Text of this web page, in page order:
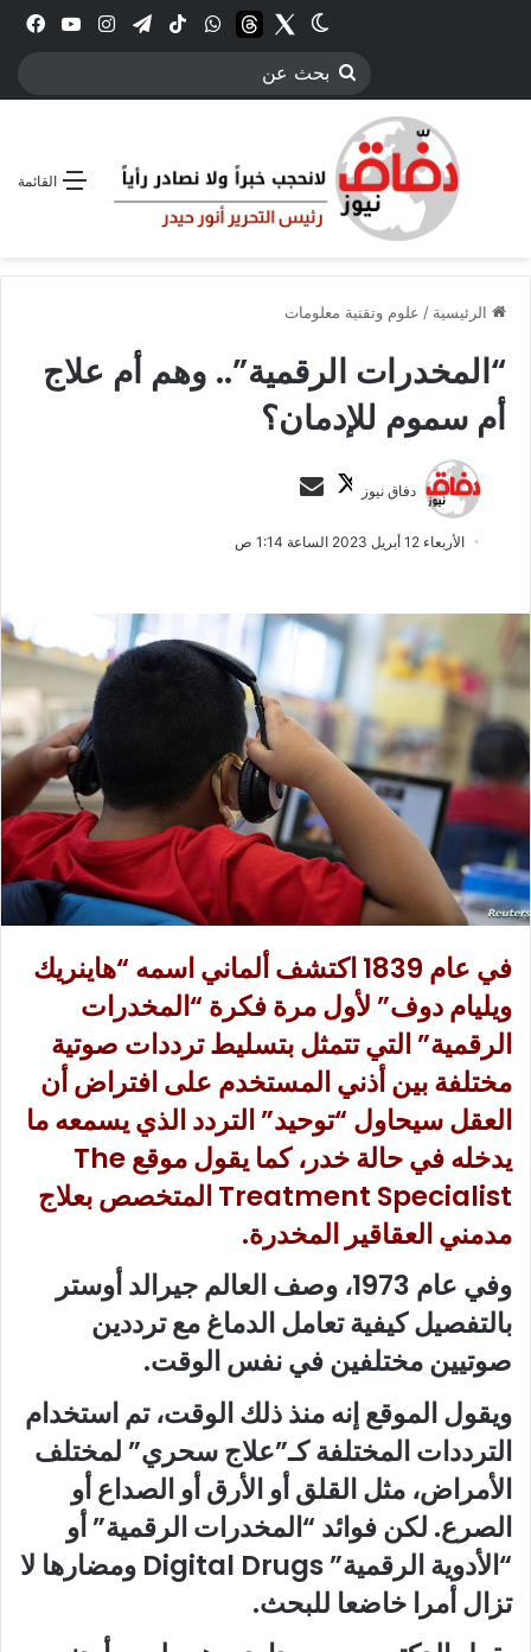
انستقرامتيلقرام‫TikTokواتسابthreadsTwitter
الوضع المظلم
بحث
القائمة
الرئيسية / علوم وتقنية معلومات
“المخدرات الرقمية”.. وهم أم علاج
أم سموم للإدمان؟
دفاق نيوز
ت
ب
ل
ى
X
س
ر
ا
إ
ل
ك
ت
ر
و
ن
ي
ا
الأربعاء 12 أبريل 2023 الساعة 1:14 ص
في عام 1839 اكتشف ألماني اسمه “هاينريك
ويليام دوف” لأول مرة فكرة “المخدرات
الرقمية” التي تتمثل بتسليط ترددات صوتية
مختلفة بين أذني المستخدم على افتراض أن
العقل سيحاول “توحيد” التردد الذي يسمعه ما
يدخله في حالة خدر، كما يقول موقع The
Treatment Specialist المتخصص بعلاج
مدمني العقاقير المخدرة.
وفي عام 1973، وصف العالم جيرالد أوستر
بالتفصيل كيفية تعامل الدماغ مع ترددين
صوتيين مختلفين في نفس الوقت.
ويقول الموقع إنه منذ ذلك الوقت، تم استخدام
الترددات المختلفة كـ”علاج سحري” لمختلف
الأمراض، مثل القلق أو الأرق أو الصداع أو
الصرع. لكن فوائد “المخدرات الرقمية” أو
“الأدوية الرقمية” Digital Drugs ومضارها لا
تزال أمرا خاضعا للبحث.